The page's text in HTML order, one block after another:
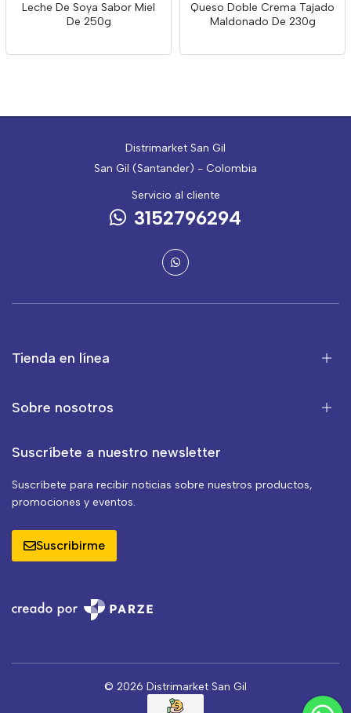
Leche De Soya Sabor Miel
De 250g
Queso Doble Crema Tajado
Maldonado De 230g
Distrimarket San Gil
San Gil (Santander) - Colombia
Servicio al cliente
3152796294
Tienda en línea
Sobre nosotros
Suscríbete a nuestro newsletter
Suscríbete para recibir noticias sobre nuestros productos,
promociones y eventos.
Suscribirme
© 2026 Distrimarket San Gil